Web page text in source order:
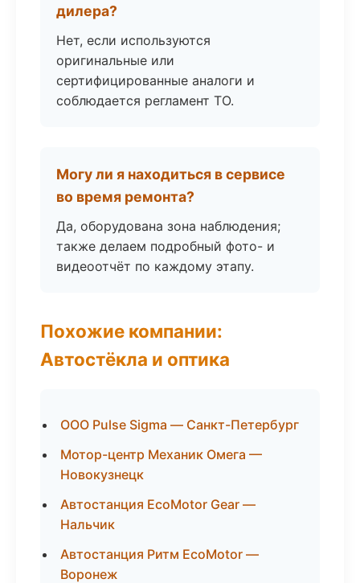
дилера?
Нет, если используются
оригинальные или
сертифицированные аналоги и
соблюдается регламент ТО.
Могу ли я находиться в сервисе
во время ремонта?
Да, оборудована зона наблюдения;
также делаем подробный фото- и
видеоотчёт по каждому этапу.
Похожие компании:
Автостёкла и оптика
ООО Pulse Sigma — Санкт-Петербург
Мотор-центр Механик Омега —
Новокузнецк
Автостанция EcoMotor Gear —
Нальчик
Автостанция Ритм EcoMotor —
Воронеж